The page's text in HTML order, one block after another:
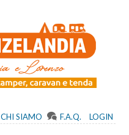
CHI SIAMO F.A.Q. LOGIN